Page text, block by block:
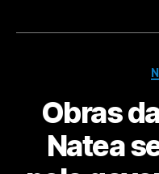
Obras
Natea